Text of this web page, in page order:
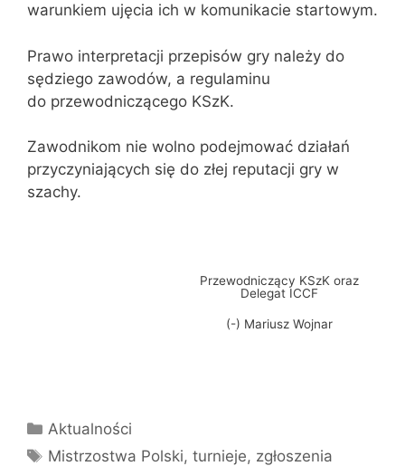
warunkiem ujęcia ich w komunikacie startowym.
Prawo interpretacji przepisów gry należy do
sędziego zawodów, a regulaminu
do przewodniczącego KSzK.
Zawodnikom nie wolno podejmować działań
przyczyniających się do złej reputacji gry w
szachy.
Przewodniczący KSzK oraz
Delegat ICCF
(-) Mariusz Wojnar
Kategorie
Aktualności
Tagi
Mistrzostwa Polski,turnieje, zgłoszenia